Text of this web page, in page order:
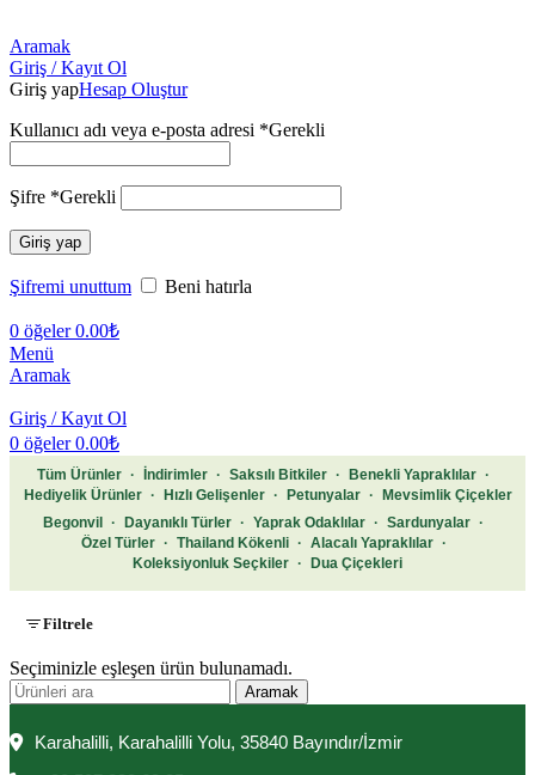
Aramak
Giriş / Kayıt Ol
Giriş yapHesap Oluştur
Kullanıcı adı veya e-posta adresi *Gerekli
Şifre *Gerekli
Giriş yap
Şifremi unuttum Beni hatırla
0 öğeler 0.00₺
Menü
Aramak
Giriş / Kayıt Ol
0 öğeler 0.00₺
Tüm Ürünler · İndirimler · Saksılı Bitkiler · Benekli Yapraklılar ·
Hediyelik Ürünler
· Hızlı Gelişenler · Petunyalar ·
Mevsimlik Çiçekler
Begonvil
· Dayanıklı Türler · Yaprak Odaklılar · Sardunyalar ·
Özel Türler
· Thailand Kökenli · Alacalı Yapraklılar
·
Koleksiyonluk Seçkiler · Dua Çiçekleri
Filtrele
Seçiminizle eşleşen ürün bulunamadı.
Aramak
Karahalilli, Karahalilli Yolu, 35840 Bayındır/İzmir